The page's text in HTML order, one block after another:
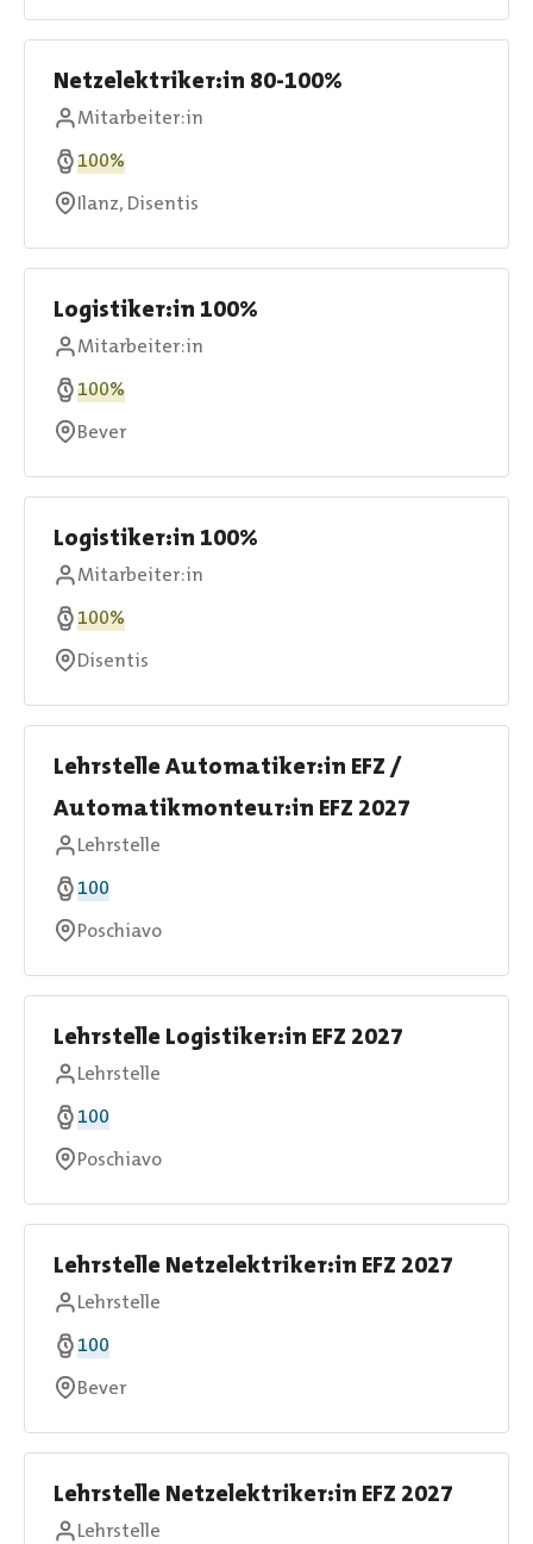
Netzelektriker:in 80-100%
Mitarbeiter:in
100%
Ilanz, Disentis
Logistiker:in 100%
Mitarbeiter:in
100%
Bever
Logistiker:in 100%
Mitarbeiter:in
100%
Disentis
Lehrstelle Automatiker:in EFZ /
Automatikmonteur:in EFZ 2027
Lehrstelle
100
Poschiavo
Lehrstelle Logistiker:in EFZ 2027
Lehrstelle
100
Poschiavo
Lehrstelle Netzelektriker:in EFZ 2027
Lehrstelle
100
Bever
Lehrstelle Netzelektriker:in EFZ 2027
Lehrstelle